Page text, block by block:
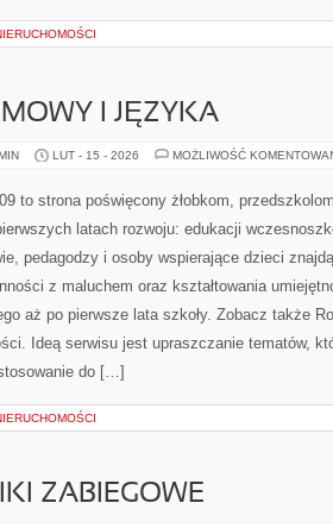
MOWY I JĘZYKA
LUT - 15 - 2026 MOŻLIWOŚĆ
to strona poświęcony żłobkom,
latach rozwoju: edukacji
pedagodzy i osoby wspierające dzieci
z maluchem oraz kształtowania
aż po pierwsze lata szkoły. Zobacz także
Ideą serwisu jest upraszczanie tematów,
do […]
ZABIEGOWE